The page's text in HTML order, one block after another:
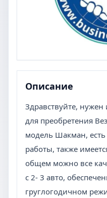
Описание
Здравствуйте, нужен
для преобретения
модель Шакман,
работы, также
общем можно все
с 2- 3 авто,
груглогодичном